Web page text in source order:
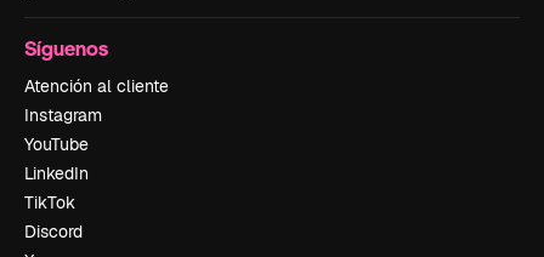
Síguenos
Atención al cliente
Instagram
YouTube
LinkedIn
TikTok
Discord